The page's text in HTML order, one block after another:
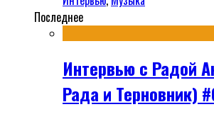
Последнее
Интервью с Радой
Рада и Терновник)